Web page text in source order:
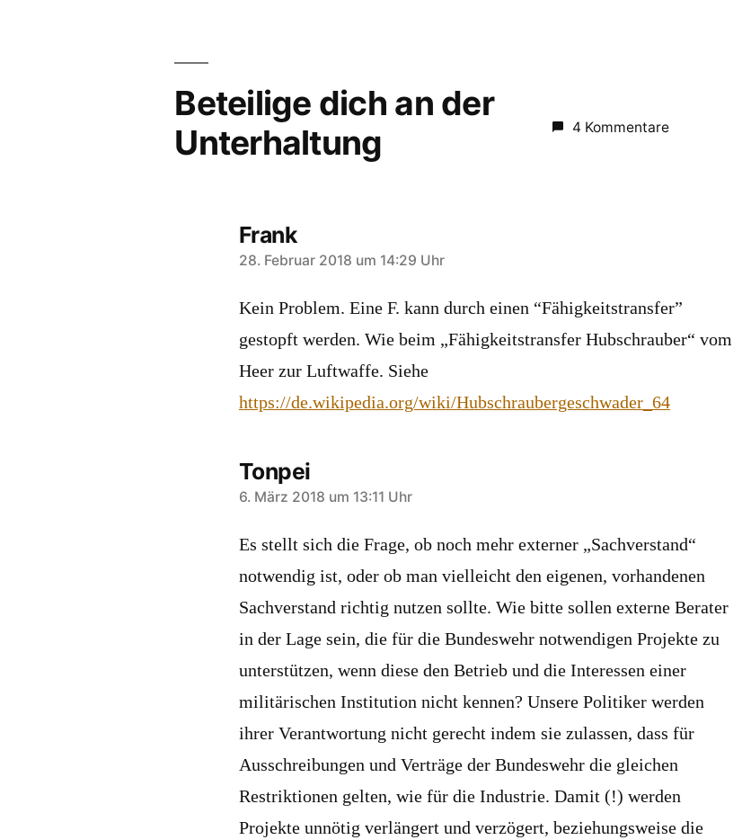
Beteilige dich an der
Unterhaltung
4 Kommentare
Frank
sagt:
28. Februar 2018 um 14:29 Uhr
Kein Problem. Eine F. kann durch einen “Fähigkeitstransfer”
gestopft werden. Wie beim „Fähigkeitstransfer Hubschrauber“ vom
Heer zur Luftwaffe. Siehe
https://de.wikipedia.org/wiki/Hubschraubergeschwader_64
Tonpei
sagt:
6. März 2018 um 13:11 Uhr
Es stellt sich die Frage, ob noch mehr externer „Sachverstand“
notwendig ist, oder ob man vielleicht den eigenen, vorhandenen
Sachverstand richtig nutzen sollte. Wie bitte sollen externe Berater
in der Lage sein, die für die Bundeswehr notwendigen Projekte zu
unterstützen, wenn diese den Betrieb und die Interessen einer
militärischen Institution nicht kennen? Unsere Politiker werden
ihrer Verantwortung nicht gerecht indem sie zulassen, dass für
Ausschreibungen und Verträge der Bundeswehr die gleichen
Restriktionen gelten, wie für die Industrie. Damit (!) werden
Projekte unnötig verlängert und verzögert, beziehungsweise die